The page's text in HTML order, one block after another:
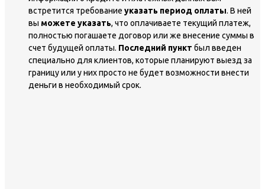
встретится требование указать период оплаты. В ней
вы можете указать, что оплачиваете текущий платеж,
полностью погашаете договор или же внесение суммы в
счет будущей оплаты. Последний пункт был введен
специально для клиентов, которые планируют выезд за
границу или у них просто не будет возможности внести
деньги в необходимый срок.